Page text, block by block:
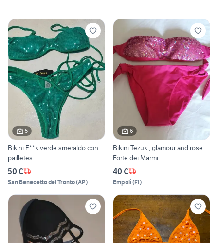
5
Bikini F**k verde smeraldo con
pailletes
50 €
San Benedetto del Tronto(AP)
6
Bikini Tezuk , glamour and rose
Forte dei Marmi
40 €
Empoli(FI)